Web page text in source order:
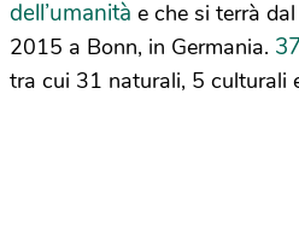
dell’umanità e che si terrà
2015 a Bonn, in Germania.
tra cui 31 naturali, 5 culturali